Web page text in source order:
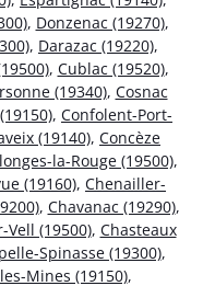
, Donzenac (19270),
, Darazac (19220),
, Cublac (19520),
(19340), Cosnac
, Confolent-Port-
(19140), Concèze
la-Rouge (19500),
(19160), Chenailler-
, Chavanac (19290),
(19500), Chasteaux
Spinasse (19300),
Mines (19150),